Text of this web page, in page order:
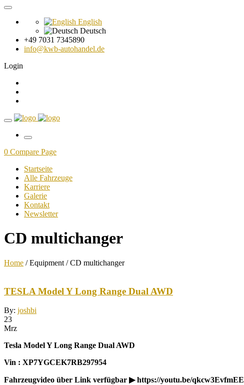
English
Deutsch
+49 7031 7345890
info@kwb-autohandel.de
Login
0 Compare Page
Startseite
Alle Fahrzeuge
Karriere
Galerie
Kontakt
Newsletter
CD multichanger
Home / Equipment / CD multichanger
TESLA Model Y Long Range Dual AWD
By: joshbi
23
Mrz
Tesla Model Y Long Range Dual AWD
Vin : XP7YGCEK7RB297954
Fahrzeugvideo über Link verfügbar ▶ https://youtu.be/qkcw3EvfmEE